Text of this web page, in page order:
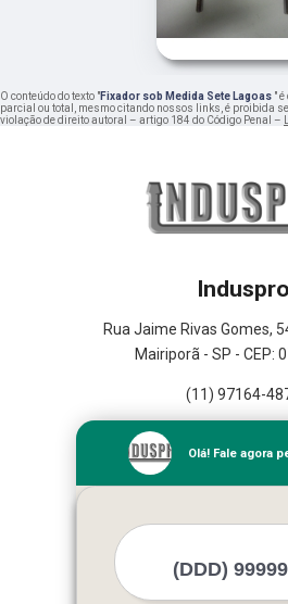
O conteúdo do texto "Fixador sob Medida Sete Lagoas "
parcial ou total, mesmo citando nossos links, é proibida
violação de direito autoral – artigo 184 do Código Penal –
Induspro
Rua Jaime Rivas Gomes,
Mairiporã - SP - CEP:
(11) 97164-
Empresa
Missão
Mapa do site
Mais Serviços
Olá! Fale agora